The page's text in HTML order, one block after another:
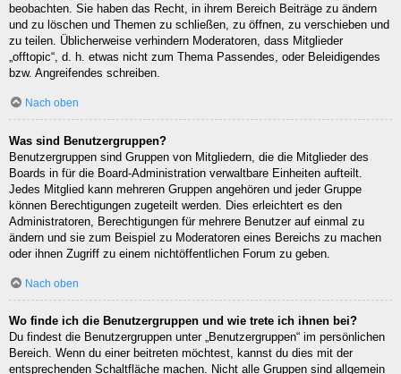
beobachten. Sie haben das Recht, in ihrem Bereich Beiträge zu ändern
und zu löschen und Themen zu schließen, zu öffnen, zu verschieben und
zu teilen. Üblicherweise verhindern Moderatoren, dass Mitglieder
„offtopic“, d. h. etwas nicht zum Thema Passendes, oder Beleidigendes
bzw. Angreifendes schreiben.
Nach oben
Was sind Benutzergruppen?
Benutzergruppen sind Gruppen von Mitgliedern, die die Mitglieder des
Boards in für die Board-Administration verwaltbare Einheiten aufteilt.
Jedes Mitglied kann mehreren Gruppen angehören und jeder Gruppe
können Berechtigungen zugeteilt werden. Dies erleichtert es den
Administratoren, Berechtigungen für mehrere Benutzer auf einmal zu
ändern und sie zum Beispiel zu Moderatoren eines Bereichs zu machen
oder ihnen Zugriff zu einem nichtöffentlichen Forum zu geben.
Nach oben
Wo finde ich die Benutzergruppen und wie trete ich ihnen bei?
Du findest die Benutzergruppen unter „Benutzergruppen“ im persönlichen
Bereich. Wenn du einer beitreten möchtest, kannst du dies mit der
entsprechenden Schaltfläche machen. Nicht alle Gruppen sind allgemein